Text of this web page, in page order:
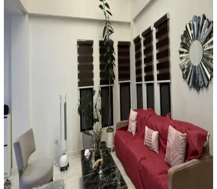
Boho Maksimalist Oturma Odası Tasarımında
Bitkiler ve Renklerin Rolü
Boho maksimalist oturma odasında turuncu duvarlar, kültürel
maskeler, canlı bitkiler ve doğru halı seçimiyle sıcak, dengeli ve
estetik bir yaşam alanı oluşturuluyor.
Alan Halısı Seçiminde Mekân Uyumu ve UV
Korumasının Önemi Üzerine Detaylı Rehber
Güneş ışığının zemin üzerindeki zararlarını önlemek için alan halısı
seçimi ve UV engelleyici pencere filmi kullanımı önemlidir. Oval
halılar mekâna uyum sağlar, nemli alanlarda ise suyu tutan tepsiler
tercih edilmelidir.
Yatak Odasında Halı Kullanımı ve Dekorasyon
İpuçlarıyla Mekânın Fonksiyonelliğini Artırma
Yatak odasında halı kullanımı mekâna sıcaklık ve fonksiyonellik